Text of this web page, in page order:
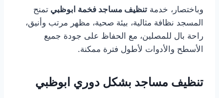
وباختصار، خدمة تنظيف مساجد فخمة ابوظبي تمنح
المسجد نظافة مثالية، بيئة صحية، مظهر مرتب وأنيق،
راحة بال للمصلين، مع الحفاظ على جودة جميع
الأسطح والأدوات لأطول فترة ممكنة.
تنظيف مساجد بشكل دوري ابوظبي